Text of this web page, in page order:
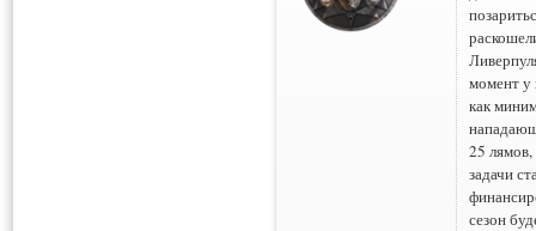
момент у
как
25
задачи
сезон